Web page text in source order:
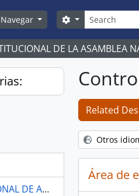
Navegar
Búsqueda
Search options
DE LA ASAMBLEA
CONSEJO INTERNACIONAL DE ARCHIVOS. Norma Internacional General de Descripción, Estocolmo, Suecia 19-22 de septiembre 1999, 2° edición. [ISAD (G)2
Related
Otros
Área de